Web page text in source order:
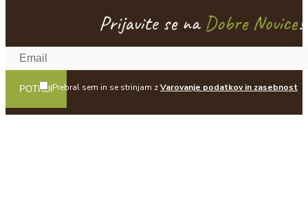
Prijavite se naDobre Novice!
POTRDIPrebral sem in se strinjam zVarovanje podatkov in zasebnost